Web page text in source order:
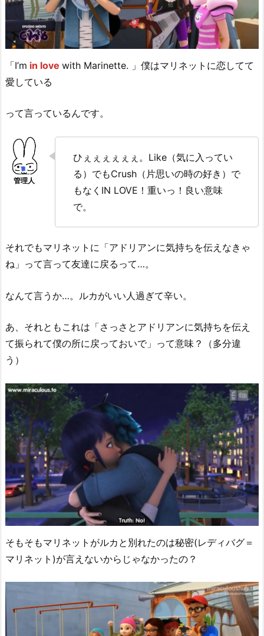
「I’m in love with Marinette. 」僕はマリネットに恋してて
愛している
って言っているんです。
ひぇぇぇぇぇぇ。Like（気に入ってい
る）でもCrush（片思いの時の好き）で
もなくIN LOVE！重いっ！良い意味
で。
それでもマリネットに「アドリアンに気持ちを伝えなきゃ
ね」って言って友達に戻るって…。
なんて言うか…。ルカがいい人過ぎて辛い。
あ、それともこれは「さっさとアドリアンに気持ちを伝え
て振られて僕の所に戻っておいで」って意味？（多分違
う）
そもそもマリネットがルカと別れたのは秘密(レディバグ＝
マリネット)が言えないからじゃなかったの？